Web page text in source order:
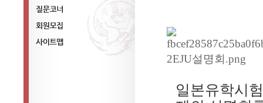
공지사항
질문코너
회원모집
일본유학시험